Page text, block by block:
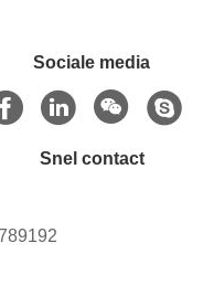
Sociale media
Snel contact